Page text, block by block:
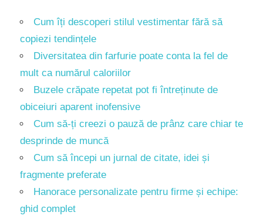
Cum îți descoperi stilul vestimentar fără să
copiezi tendințele
Diversitatea din farfurie poate conta la fel de
mult ca numărul caloriilor
Buzele crăpate repetat pot fi întreținute de
obiceiuri aparent inofensive
Cum să-ți creezi o pauză de prânz care chiar te
desprinde de muncă
Cum să începi un jurnal de citate, idei și
fragmente preferate
Hanorace personalizate pentru firme și echipe:
ghid complet